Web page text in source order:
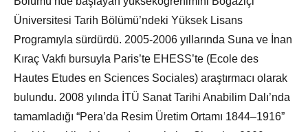
Üniversitesi Tarih Bölümü’ndeki Yüksek Lisans
Programıyla sürdürdü. 2005-2006 yıllarında Suna ve İnan
Kıraç Vakfı bursuyla Paris’te EHESS’te (Ecole des
Hautes Etudes en Sciences Sociales) araştırmacı olarak
bulundu. 2008 yılında İTÜ Sanat Tarihi Anabilim Dalı’nda
tamamladığı “Pera’da Resim Üretim Ortamı 1844–1916”